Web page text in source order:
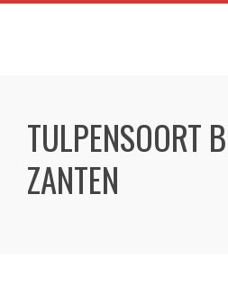
Skip
TULPENSOORT
ZANTEN